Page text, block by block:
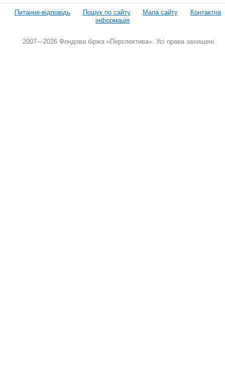
Питання-відповідь Пошук по сайту Мапа сайту
Контактна
інформація
2007—2026 Фондова біржа «Перспектива». Усі права захищені.